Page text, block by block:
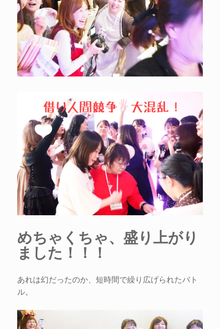
めちゃくちゃ、盛り上がり
ました！！！
あれは幻だったのか、短時間で繰り広げられたバト
ル。